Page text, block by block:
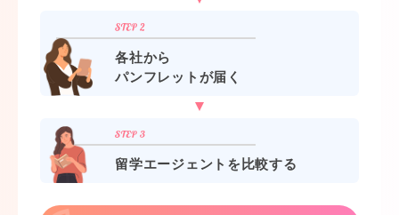
各社から
パンフレットが届く
留学エージェントを比較する